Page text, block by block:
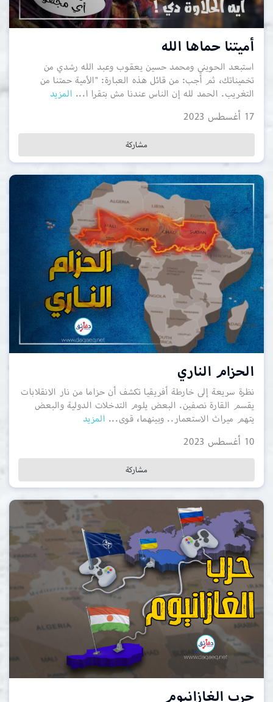
أميتنا حماها الله
استبعد الحويني ومحمد حسين يعقوب وعبد الله رشدي من
تخميناتك، ثم أجب: من قائل هذه العبارة: "الأمية حمتنا من
التغريب. الحمد لله إن الناس عندنا مش بتقرا ا... المزيد
17 أغسطس 2023
مشاركة
الحزام الناري
نظرة سريعة إلى خارطة أفريقيا تكشف أن حزاما من نار الانقلابات
يقسم القارة نصفين. البعض يلوم التدخلات الدولية والبعض
يتهم ميراث الاستعمار.. وبينهما، قوى... المزيد
10 أغسطس 2023
مشاركة
حرب الغازانيوم